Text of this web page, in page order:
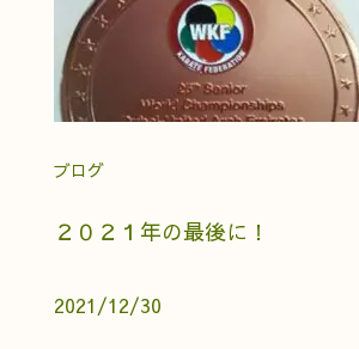
ブログ
２０２１年の最後に！
2021/12/30